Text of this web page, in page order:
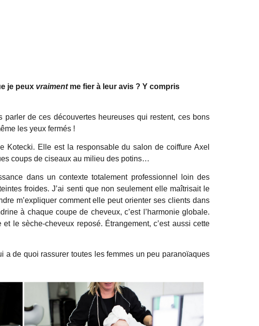
je peux vraimentme fier à leur avis ? Y compris
parler de ces découvertes heureuses qui restent, ces bons
les yeux fermés !
Kotecki. Elle est la responsable du salon de coiffure Axel
coups de ciseaux au milieu des potins…
dans un contexte totalement professionnel loin des
froides. J’ai senti que non seulement elle maîtrisait le
m’expliquer comment elle peut orienter ses clients dans
à chaque coupe de cheveux, c’est l’harmonie globale.
le sèche-cheveux reposé. Étrangement, c’est aussi cette
de quoi rassurer toutes les femmes un peu paranoïaques